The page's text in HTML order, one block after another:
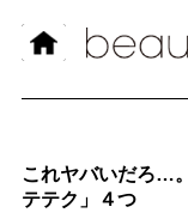
これヤバいだろ…
テテク」４つ